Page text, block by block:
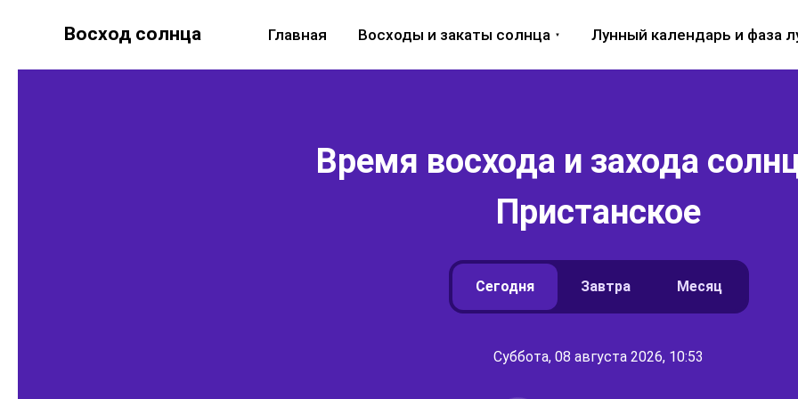
Восход солнца Главная Восходы и закаты солнца Лунный календарь и фаза
Время восхода и захода
Пристанское
Сегодня Завтра Месяц
Суббота, 08 августа 2026, 10:53